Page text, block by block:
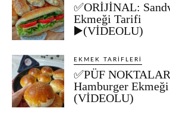
✅ORİJİNAL:
Ekmeği Tarifi
▶️(VİDEOLU)
EKMEK TARIFLERI
✅PÜF
Hamburger
(VİDEOLU)